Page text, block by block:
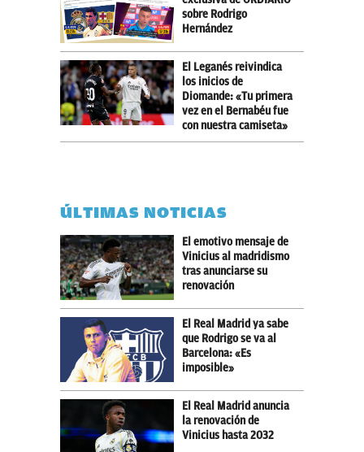
sobre Rodrigo
Hernández
El Leganés reivindica
los inicios de
Diomande: «Tu primera
vez en el Bernabéu fue
con nuestra camiseta»
ÚLTIMAS NOTICIAS
El emotivo mensaje de
Vinicius al madridismo
tras anunciarse su
renovación
El Real Madrid ya sabe
que Rodrigo se va al
Barcelona: «Es
imposible»
El Real Madrid anuncia
la renovación de
Vinicius hasta 2032